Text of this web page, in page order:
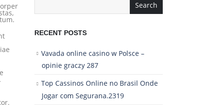
Search
RECENT POSTS
Vavada online casino w Polsce –
opinie graczy 287
Top Cassinos Online no Brasil Onde
Jogar com Segurana.2319